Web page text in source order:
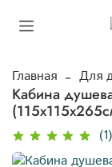
Главная Для
Кабина
(1)